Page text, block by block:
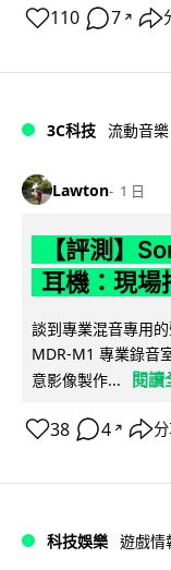
110 7 ↗
3C科技 流動音樂
Lawton 1 日
【評測】
耳機：現場
談到專業混音專用
MDR-M1 專業錄音
意影像製作...
閱讀
38 4 ↗
科技娛樂 遊戲情